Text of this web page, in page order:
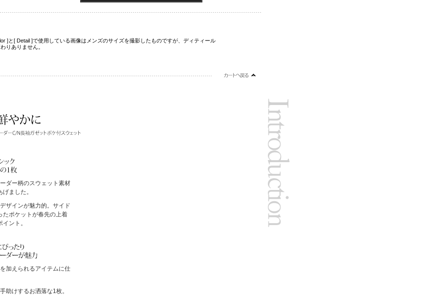
]と[ Detail ]で使用している画像はメンズのサイズを撮影したものですが、ディティール
りありません。
ダー柄のスウェット素材
ました。
ザインが魅力的。サイド
たポケットが春先の上着
ント。
加えられるアイテムに仕
助けするお洒落な1枚。